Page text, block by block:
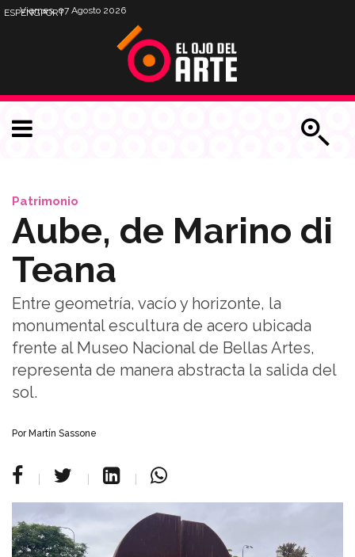
Viernes, 07 Agosto 2026
ESPENGPORT
Patrimonio
Aube, de Marino di
Teana
Entre geometría, vacío y horizonte, la
monumental escultura de acero ubicada
frente al Museo Nacional de Bellas Artes,
representa de manera abstracta la salida del
sol.
Por Martín Sassone